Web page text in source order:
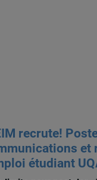
recrute!
et
étudiant